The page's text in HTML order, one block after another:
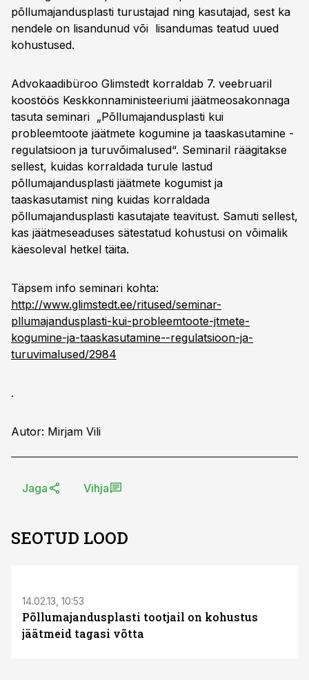
põllumajandusplasti turustajad ning kasutajad, sest ka
nendele on lisandunud või lisandumas teatud uued
kohustused.
Advokaadibüroo Glimstedt korraldab 7. veebruaril
koostöös Keskkonnaministeeriumi jäätmeosakonnaga
tasuta seminari „Põllumajandusplasti kui
probleemtoote jäätmete kogumine ja taaskasutamine -
regulatsioon ja turuvõimalused“. Seminaril räägitakse
sellest, kuidas korraldada turule lastud
põllumajandusplasti jäätmete kogumist ja
taaskasutamist ning kuidas korraldada
põllumajandusplasti kasutajate teavitust. Samuti sellest,
kas jäätmeseaduses sätestatud kohustusi on võimalik
käesoleval hetkel täita.
Täpsem info seminari kohta:
http://www.glimstedt.ee/ritused/seminar-
pllumajandusplasti-kui-probleemtoote-jtmete-
kogumine-ja-taaskasutamine--regulatsioon-ja-
turuvimalused/2984
.
Autor: Mirjam Vili
Jaga Vihja
SEOTUD LOOD
14.02.13, 10:53
Põllumajandusplasti tootjail on kohustus
jäätmeid tagasi võtta